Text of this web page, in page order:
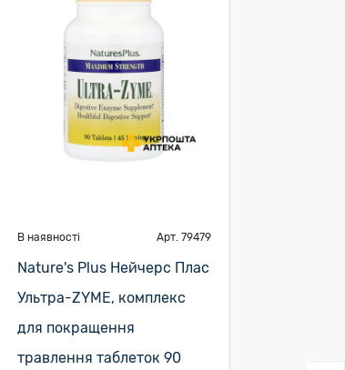
В наявності Арт. 79479
Nature's Plus Нейчерс Плас
Ультра-ZYME, комплекс
для покращення
травлення таблеток 90